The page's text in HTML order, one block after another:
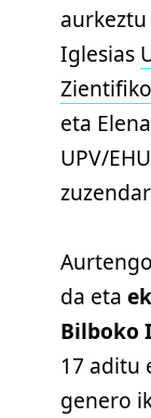
Iglesias
eta
UPV/
da eta
Bilboko
17 aditu
genero